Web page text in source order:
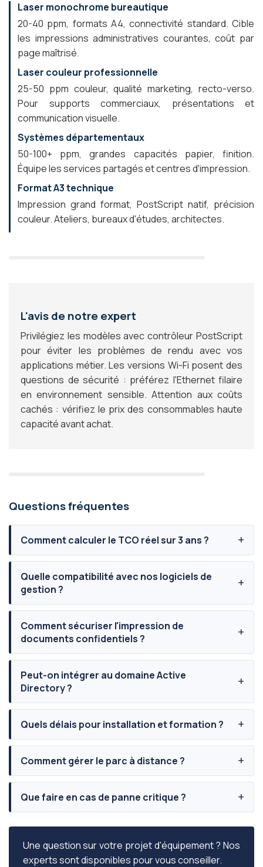
Laser monochrome bureautique
20-40 ppm, formats A4, connectivité standard. Cible
les impressions administratives courantes, coût par
page maîtrisé.
Laser couleur professionnelle
25-50 ppm couleur, qualité marketing, recto-verso.
Pour supports commerciaux, présentations et
communication visuelle.
Systèmes départementaux
50-100+ ppm, grandes capacités papier, finition.
Équipe les services partagés et centres d'impression.
Format A3 technique
Impression grand format, PostScript natif, précision
couleur. Ateliers, bureaux d'études, architectes.
L'avis de notre expert
Privilégiez les modèles avec contrôleur PostScript
pour éviter les problèmes de rendu avec vos
applications métier. Les versions Wi-Fi posent des
questions de sécurité : préférez l'Ethernet filaire
en environnement sensible. Attention aux coûts
cachés : vérifiez le prix des consommables haute
capacité avant achat.
Questions fréquentes
Comment calculer le TCO réel sur 3 ans ?
Quelle compatibilité avec nos logiciels de
gestion ?
Comment sécuriser l'impression de
documents confidentiels ?
Peut-on intégrer au domaine Active
Directory ?
Quels délais pour installation et formation ?
Comment gérer le parc à distance ?
Que faire en cas de panne critique ?
Une question sur votre projet d'équipement ? Nos
experts sont disponibles pour vous conseiller.